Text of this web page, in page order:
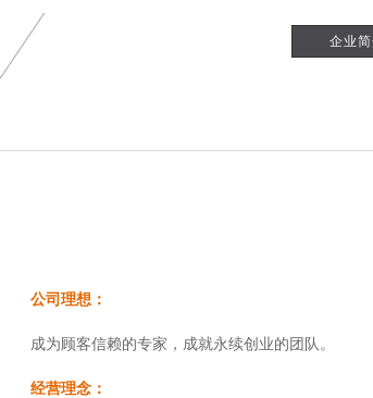
企业
公司理想：
成为顾客信赖的专家，成就永续创业的团队。
经营理念：